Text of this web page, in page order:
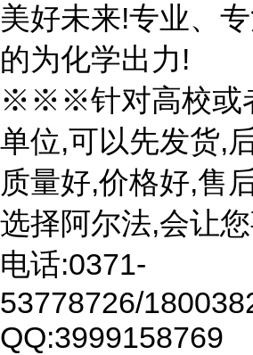
美好未来!专业、
的为化学出力!
※※※针对高校或
单位,可以先发货,
质量好,价格好,售
选择阿尔法,会让
电话:0371-
53778726/
QQ:3999158769